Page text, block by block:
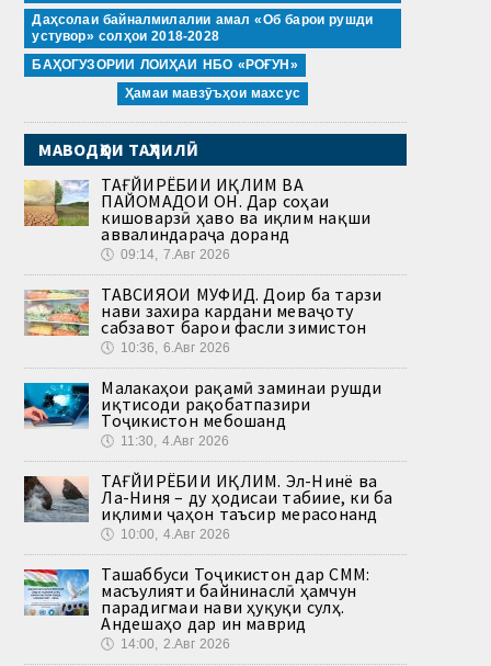
Даҳсолаи байналмилалии амал «Об барои рушди
устувор» солҳои 2018-2028
БАҲОГУЗОРИИ ЛОИҲАИ НБО «РОҒУН»
Ҳамаи мавзӯъҳои махсус
МАВОДҲОИ ТАҲЛИЛӢ
ТАҒЙИРЁБИИ ИҚЛИМ ВА
ПАЙОМАДҲОИ ОН. Дар соҳаи
кишоварзӣ ҳаво ва иқлим нақши
аввалиндараҷа доранд
🕔 09:14, 7.Авг 2026
ТАВСИЯҲОИ МУФИД. Доир ба тарзи
нави захира кардани меваҷоту
сабзавот барои фасли зимистон
🕔 10:36, 6.Авг 2026
Малакаҳои рақамӣ заминаи рушди
иқтисоди рақобатпазири
Тоҷикистон мебошанд
🕔 11:30, 4.Авг 2026
ТАҒЙИРЁБИИ ИҚЛИМ. Эл-Нинё ва
Ла-Ниня – ду ҳодисаи табиие, ки ба
иқлими ҷаҳон таъсир мерасонанд
🕔 10:00, 4.Авг 2026
Ташаббуси Тоҷикистон дар СММ:
масъулияти байнинаслӣ ҳамчун
парадигмаи нави ҳуқуқи сулҳ.
Андешаҳо дар ин маврид
🕔 14:00, 2.Авг 2026